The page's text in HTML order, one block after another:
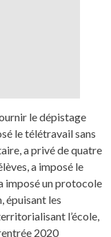
le dépistage
le télétravail sans
a privé de quatre
a imposé le
imposé un protocole
épuisant les
l’école,
2020